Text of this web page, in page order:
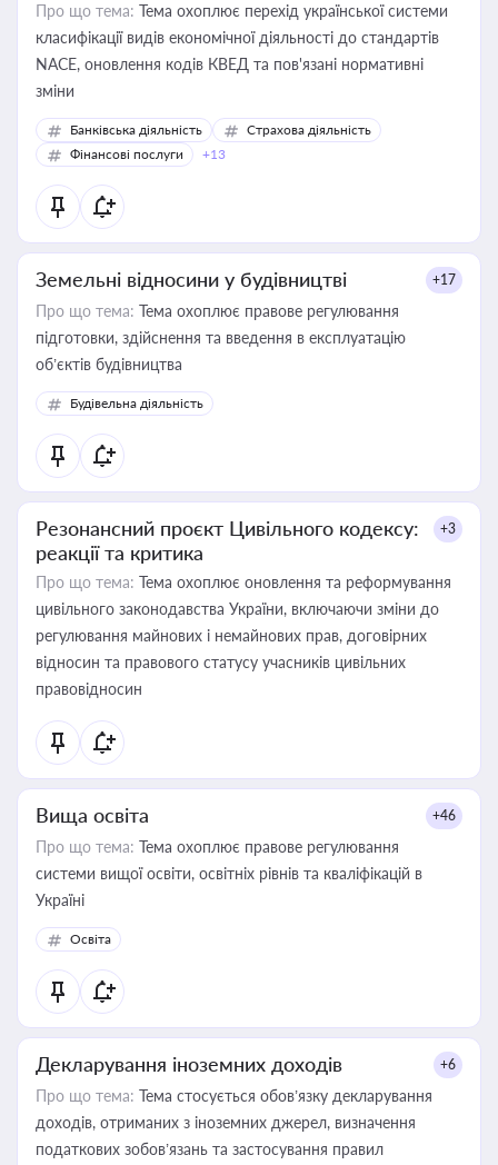
Про що тема: Тема охоплює перехід української системи
класифікації видів економічної діяльності до стандартів
NACE, оновлення кодів КВЕД та пов'язані нормативні
зміни
Банківська діяльність
Страхова діяльність
Фінансові послуги
+13
Земельні відносини у будівництві +17
Про що тема: Тема охоплює правове регулювання
підготовки, здійснення та введення в експлуатацію
об’єктів будівництва
Будівельна діяльність
Резонансний проєкт Цивільного кодексу:
реакції та критика
+3
Про що тема: Тема охоплює оновлення та реформування
цивільного законодавства України, включаючи зміни до
регулювання майнових і немайнових прав, договірних
відносин та правового статусу учасників цивільних
правовідносин
Вища освіта +46
Про що тема: Тема охоплює правове регулювання
системи вищої освіти, освітніх рівнів та кваліфікацій в
Україні
Освіта
Декларування іноземних доходів +6
Про що тема: Тема стосується обов’язку декларування
доходів, отриманих з іноземних джерел, визначення
податкових зобов’язань та застосування правил